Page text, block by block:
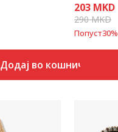
Додај во кошничка
203 MKD
290MKD
Попуст30%